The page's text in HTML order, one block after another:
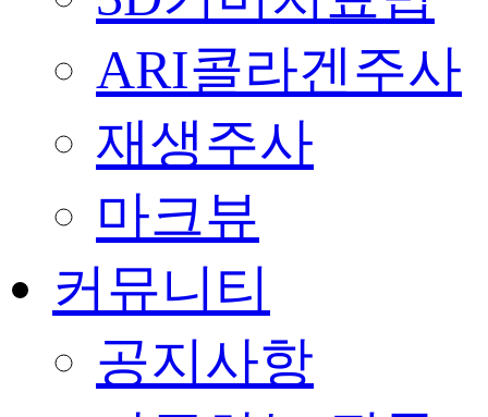
ARI콜라겐주사
재생주사
마크뷰
커뮤니티
공지사항